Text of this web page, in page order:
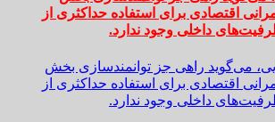
اقتصادی برای استفاده حداکثری از
داخلی وجود ندارد.